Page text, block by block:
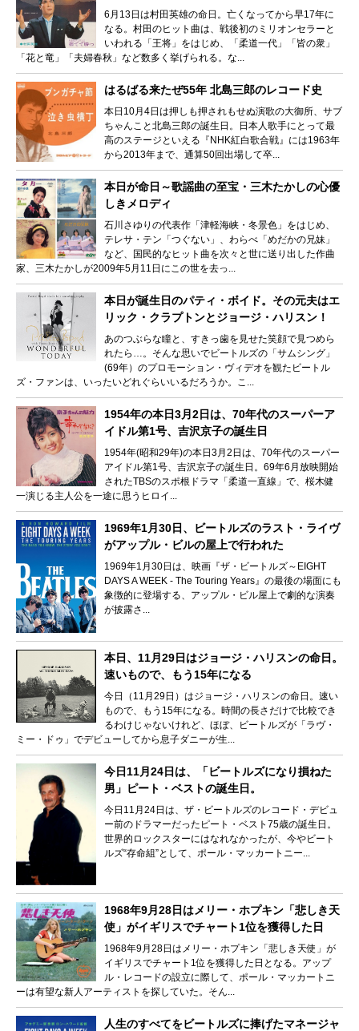
6月13日は村田英雄の命日。亡くなってから早17年に
なる。村田のヒット曲は、戦後初のミリオンセラーと
いわれる「王将」をはじめ、「柔道一代」「皆の衆」
「花と竜」「夫婦春秋」など数多く挙げられる。な...
はるばる来たぜ55年 北島三郎のレコード史
本日10月4日は押しも押されもせぬ演歌の大御所、サブ
ちゃんこと北島三郎の誕生日。日本人歌手にとって最
高のステージといえる『NHK紅白歌合戦』には1963年
から2013年まで、通算50回出場して卒...
本日が命日～歌謡曲の至宝・三木たかしの心優
しきメロディ
石川さゆりの代表作「津軽海峡・冬景色」をはじめ、
テレサ・テン「つぐない」、わらべ「めだかの兄妹」
など、国民的なヒット曲を次々と世に送り出した作曲
家、三木たかしが2009年5月11日にこの世を去っ...
本日が誕生日のパティ・ボイド。その元夫はエ
リック・クラプトンとジョージ・ハリスン！
あのつぶらな瞳と、すきっ歯を見せた笑顔で見つめら
れたら…。そんな思いでビートルズの「サムシング」
(69年）のプロモーション・ヴィデオを観たビートル
ズ・ファンは、いったいどれぐらいいるだろうか。こ...
1954年の本日3月2日は、70年代のスーパーア
イドル第1号、吉沢京子の誕生日
1954年(昭和29年)の本日3月2日は、70年代のスーパー
アイドル第1号、吉沢京子の誕生日。69年6月放映開始
されたTBSのスポ根ドラマ「柔道一直線」で、桜木健
一演じる主人公を一途に思うヒロイ...
1969年1月30日、ビートルズのラスト・ライヴ
がアップル・ビルの屋上で行われた
1969年1月30日は、映画『ザ・ビートルズ～EIGHT
DAYS A WEEK ‐ The Touring Years』の最後の場面にも
象徴的に登場する、アップル・ビル屋上で劇的な演奏
が披露さ...
本日、11月29日はジョージ・ハリスンの命日。
速いもので、もう15年になる
今日（11月29日）はジョージ・ハリスンの命日。速い
もので、もう15年になる。時間の長さだけで比較でき
るわけじゃないけれど、ほぼ、ビートルズが「ラヴ・
ミー・ドゥ」でデビューしてから息子ダニーが生...
今日11月24日は、「ビートルズになり損ねた
男」ピート・ベストの誕生日。
今日11月24日は、ザ・ビートルズのレコード・デビュ
ー前のドラマーだったピート・ベスト75歳の誕生日。
世界的ロックスターにはなれなかったが、今やビート
ルズ“存命組”として、ポール・マッカートニー...
1968年9月28日はメリー・ホプキン「悲しき天
使」がイギリスでチャート1位を獲得した日
1968年9月28日はメリー・ホプキン「悲しき天使」が
イギリスでチャート1位を獲得した日となる。アップ
ル・レコードの設立に際して、ポール・マッカートニ
ーは有望な新人アーティストを探していた。そん...
人生のすべてをビートルズに捧げたマネージャ